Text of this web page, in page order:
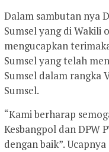
Dalam sambutan nya
Sumsel yang di Wakili
mengucapkan
Sumsel yang telah
Sumsel dalam rangka
Sumsel.
“Kami berharap
Kesbangpol dan DPW
dengan baik”. Ucapnya